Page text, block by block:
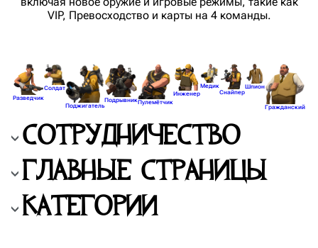
TF2 Classified Wiki
VIP, Превосходство и карты на 4 команды.
Разведчик
Солдат
Поджигатель
ПодрывникПулемётчик
Инженер
Медик
Снайпер
Шпион
Гражданский
СОТРУДНИЧЕСТВО
ГЛАВНЫЕ СТРАНИЦЫ
КАТЕГОРИИ